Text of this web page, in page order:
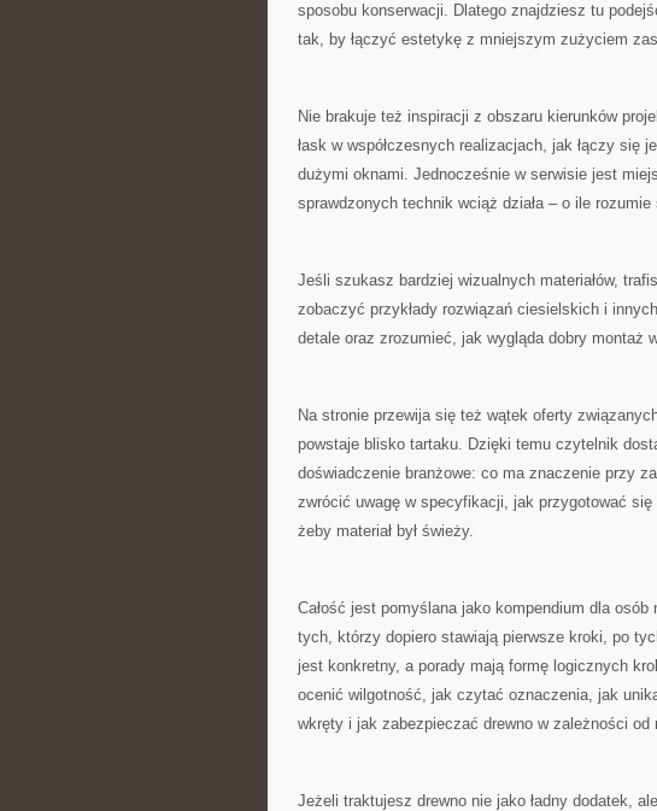
sposobu konserwacji. Dlatego znajdziesz tu
tak, by łączyć estetykę z mniejszym zużyciem
Nie brakuje też inspiracji z obszaru kierunków
łask w współczesnych realizacjach, jak łączy się
dużymi oknami. Jednocześnie w serwisie jest
sprawdzonych technik wciąż działa – o ile
Jeśli szukasz bardziej wizualnych materiałów,
zobaczyć przykłady rozwiązań ciesielskich i
detale oraz zrozumieć, jak wygląda dobry montaż
Na stronie przewija się też wątek oferty
powstaje blisko tartaku. Dzięki temu czytelnik
doświadczenie branżowe: co ma znaczenie przy
zwrócić uwagę w specyfikacji, jak przygotować się
żeby materiał był świeży.
Całość jest pomyślana jako kompendium dla
tych, którzy dopiero stawiają pierwsze kroki, po
jest konkretny, a porady mają formę logicznych
ocenić wilgotność, jak czytać oznaczenia, jak
wkręty i jak zabezpieczać drewno w zależności od
Jeżeli traktujesz drewno nie jako ładny dodatek,